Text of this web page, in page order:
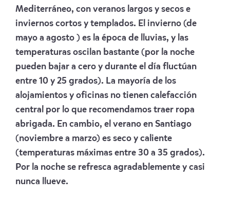
Mediterráneo, con veranos largos y secos e
inviernos cortos y templados. El invierno (de
mayo a agosto ) es la época de lluvias, y las
temperaturas oscilan bastante (por la noche
pueden bajar a cero y durante el día fluctúan
entre 10 y 25 grados). La mayoría de los
alojamientos y oficinas no tienen calefacción
central por lo que recomendamos traer ropa
abrigada. En cambio, el verano en Santiago
(noviembre a marzo) es seco y caliente
(temperaturas máximas entre 30 a 35 grados).
Por la noche se refresca agradablemente y casi
nunca llueve.